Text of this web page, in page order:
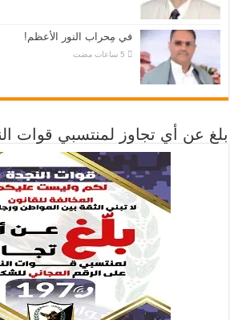
في مِحراب النور الأعظم!
بلغ عن أي تجاوز لمنتسبي قوات